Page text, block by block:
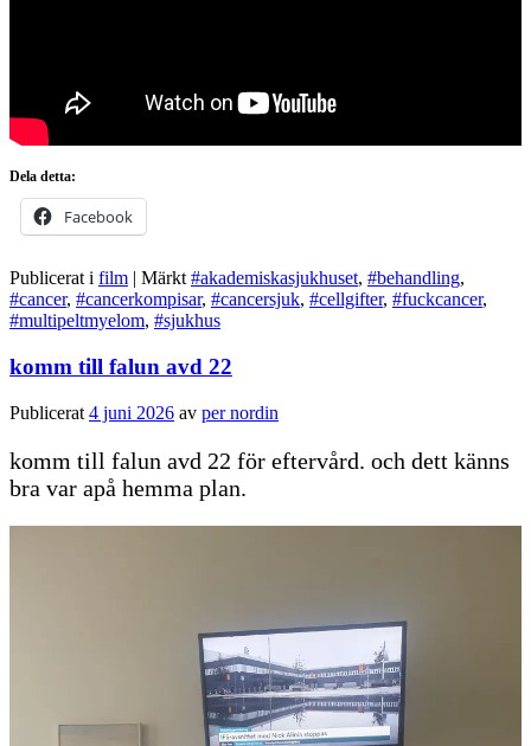
Dela detta:
Facebook
Publicerat i film | Märkt #akademiskasjukhuset, #behandling,
#cancer, #cancerkompisar, #cancersjuk, #cellgifter, #fuckcancer,
#multipeltmyelom, #sjukhus
komm till falun avd 22
Publicerat 4 juni 2026 av per nordin
komm till falun avd 22 för eftervård. och dett känns
bra var apå hemma plan.